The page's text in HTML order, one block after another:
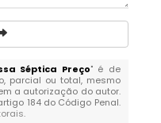
Séptica Preço" é de
parcial ou total, mesmo
a autorização do autor.
184 do Código Penal.
.